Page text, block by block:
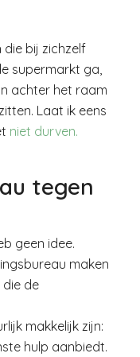
die bij zichzelf
supermarkt ga,
achter het raam
Laat ik eens
niet durven.
tegen
geen idee.
maken
die de
makkelijk zijn:
hulp aanbiedt.